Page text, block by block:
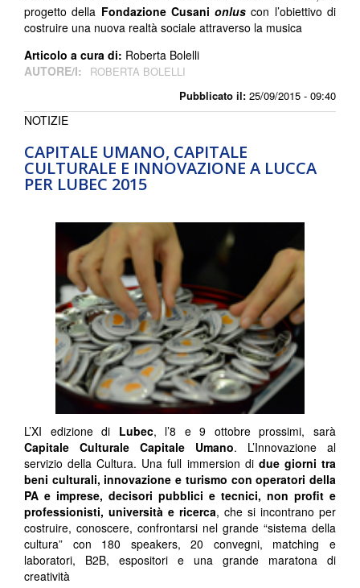
Pubblicato il: 25/09/2015 - 09:40
progetto della Fondazione Cusanionlus con l’obiettivo di
costruire una nuova realtà sociale attraverso la musica
Articolo a cura di: Roberta Bolelli
AUTORE/I:
ROBERTA BOLELLI
CAPITALE UMANO, CAPITALE
CULTURALE E INNOVAZIONE A LUCCA
PER LUBEC 2015
NOTIZIE
L’XI edizione di Lubec, l’8 e 9 ottobre prossimi, sarà
Capitale Culturale Capitale Umano. L’Innovazione al
servizio della Cultura. Una full immersion di due giorni tra
beni culturali, innovazione e turismo con operatori della
PA e imprese, decisori pubblici e tecnici, non profit e
professionisti, università e ricerca, che si incontrano per
costruire, conoscere, confrontarsi nel grande “sistema della
cultura” con 180 speakers, 20 convegni, matching e
laboratori, B2B, espositori e una grande maratona di
creatività